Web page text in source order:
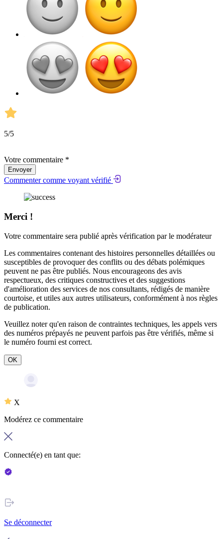
5/5
Votre commentaire *
Envoyer
Commenter comme voyant vérifié
Merci !
Votre commentaire sera publié après vérification par le modérateur
Les commentaires contenant des histoires personnelles détaillées ou
susceptibles de provoquer des conflits ou des débats polémiques
peuvent ne pas être publiés. Nous encourageons des avis
respectueux, des critiques constructives et des suggestions
d'amélioration des services de nos consultants, rédigés de manière
courtoise, et utiles aux autres utilisateurs, conformément à nos règles
de publication.
Veuillez noter qu'en raison de contraintes techniques, les appels vers
des numéros prépayés ne peuvent parfois pas être vérifiés, même si
le numéro fourni est correct.
OK
X
Modérez ce commentaire
Connecté(e) en tant que:
Se déconnecter